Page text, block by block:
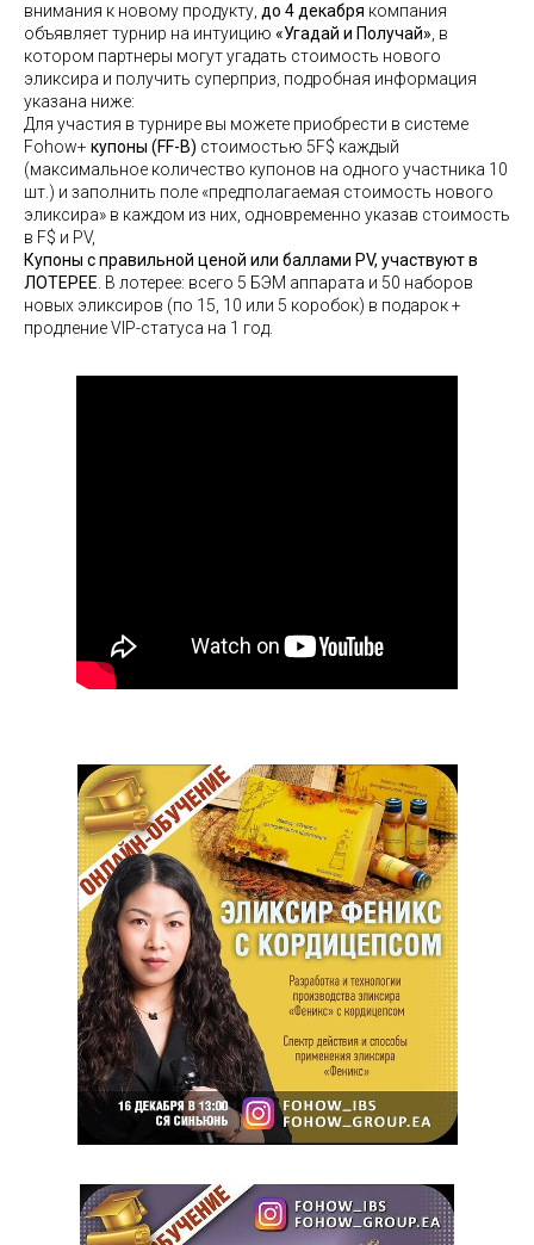
внимания к новому продукту, до 4 декабря компания
объявляет турнир на интуицию «Угадай и Получай» , в
котором партнеры могут угадать стоимость нового
эликсира и получить суперприз, подробная информация
указана ниже:
Для участия в турнире вы можете приобрести в системе
Fohow+ купоны (FF-B) стоимостью 5F$ каждый
(максимальное количество купонов на одного участника 10
шт.) и заполнить поле «предполагаемая стоимость нового
эликсира» в каждом из них, одновременно указав стоимость
в F$ и PV,
Купоны с правильной ценой или баллами PV, участвуют в
ЛОТЕРЕЕ . В лотерее: всего 5 БЭМ аппарата и 50 наборов
новых эликсиров (по 15, 10 или 5 коробок) в подарок +
продление VIP-статуса на 1 год.